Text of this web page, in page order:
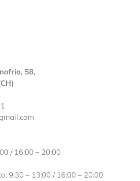
58,
/ 16:00 – 20:00
9:30 – 13:00 / 16:00 – 20:00